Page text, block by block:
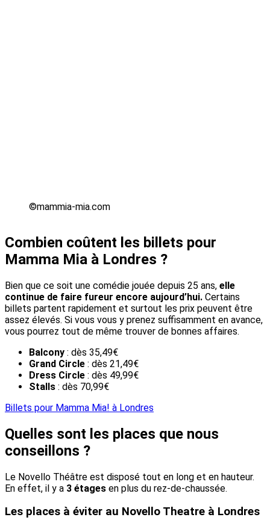
©mammia-mia.com
Combien coûtent les billets pour
Mamma Mia à Londres ?
Bien que ce soit une comédie jouée depuis 25 ans, elle
continue de faire fureur encore aujourd’hui. Certains
billets partent rapidement et surtout les prix peuvent être
assez élevés. Si vous vous y prenez suffisamment en avance,
vous pourrez tout de même trouver de bonnes affaires.
Balcony : dès 35,49€
Grand Circle : dès 21,49€
Dress Circle : dès 49,99€
Stalls : dès 70,99€
Billets pour Mamma Mia! à Londres
Quelles sont les places que nous
conseillons ?
Le Novello Théâtre est disposé tout en long et en hauteur.
En effet, il y a 3 étages en plus du rez-de-chaussée.
Les places à éviter au Novello Theatre à Londres